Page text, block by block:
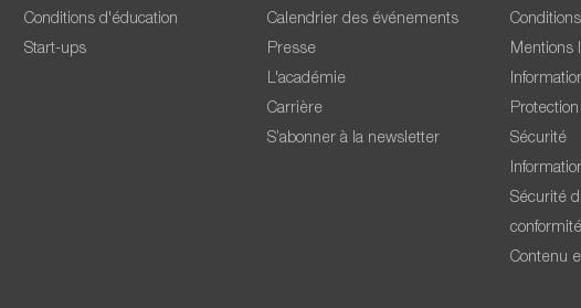
Conditions d'éducation
Start-ups
Calendrier des événements
Presse
L'académie
Carrière
S’abonner à la newsletter
Mentions
Sécurité
Sécurité
Contenu